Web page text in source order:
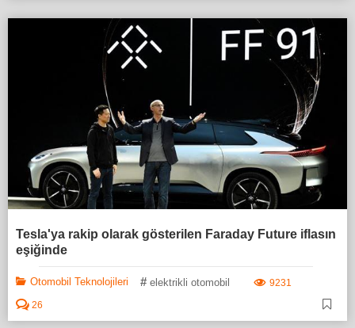
Tesla'ya rakip olarak gösterilen Faraday Future iflasın
eşiğinde
Otomobil Teknolojileri # elektrikli otomobil
9231
26